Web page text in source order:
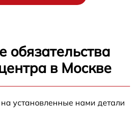
обязательства
в Москве
на установленные нами детали